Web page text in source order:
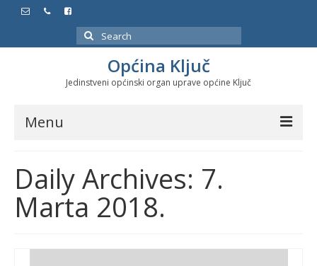
Search
for:
Općina Ključ
Jedinstveni općinski organ uprave općine Ključ
Menu
Službeni glasnici
Javne nabavke
Značajni datumi i manifestacije
Daily Archives: 7.
Marta 2018.